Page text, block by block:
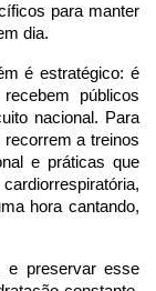
para manter
dia.
é estratégico: é
públicos
nacional. Para
a treinos
e práticas que
hora cantando,
e preservar esse